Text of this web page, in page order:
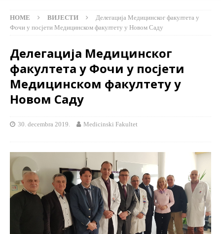
HOME ВИЈЕСТИ
Делегација Медицинског факултета у
Фочи у посјети Медицинском факултету у Новом Саду
Делегација Медицинског
факултета у Фочи у посјети
Медицинском факултету у
Новом Саду
30. decembra 2019. Medicinski Fakultet